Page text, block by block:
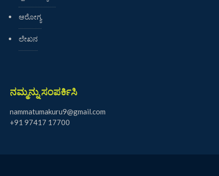
ಆರೋಗ್ಯ
ಲೇಖನ
ನಮ್ಮನ್ನು ಸಂಪರ್ಕಿಸಿ
nammatumakuru9@gmail.com
+91 97417 17700